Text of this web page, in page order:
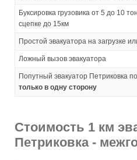
Буксировка грузовика от 5 до 10
сцепке до 15км
Простой эвакуатора на загрузке
Ложный вызов эвакуатора
Попутный эвакуатор Петриковка
только в одну сторону
Стоимость 1 км
Петриковка -